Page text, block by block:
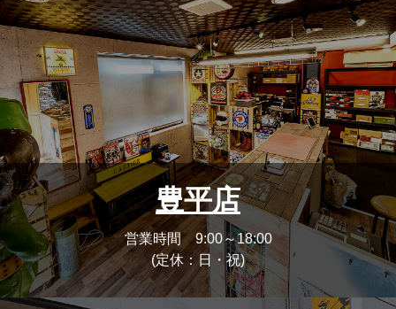
豊平店
営業時間 9:00～18:00
(定休：日・祝)